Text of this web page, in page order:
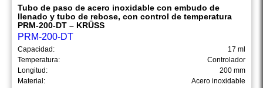
Tubo de paso de acero inoxidable con embudo de
llenado y tubo de rebose, con control de temperatura
PRM-200-DT – KRÜSS
PRM-200-DT
Capacidad:
17 ml
Temperatura:
Controlador
Longitud:
200 mm
Material:
Acero inoxidable